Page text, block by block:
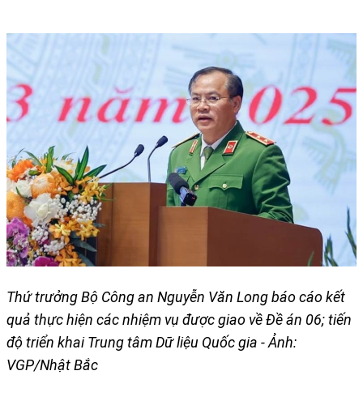
Thứ trưởng Bộ Công an Nguyễn Văn Long báo cáo kết
quả thực hiện các nhiệm vụ được giao về Đề án 06; tiến
độ triển khai Trung tâm Dữ liệu Quốc gia - Ảnh:
VGP/Nhật Bắc